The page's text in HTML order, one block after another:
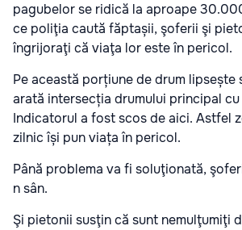
pagubelor se ridică la aproape
ce poliţia caută făptașii, şoferii şi
îngrijoraţi că viaţa lor este în pericol.
Pe această porțiune de drum lipsește
arată intersecția drumului principal
Indicatorul a fost scos de aici. Astfel
zilnic își pun viața în pericol.
Până problema va fi soluţionată,
n sân.
Şi pietonii susţin că sunt nemulţumiţi